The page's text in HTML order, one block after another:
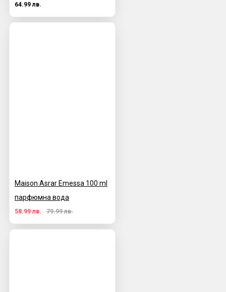
64.99 лв.
Maison Asrar Emessa 100 ml
парфюмна вода
58.99 лв. 79.99 лв.